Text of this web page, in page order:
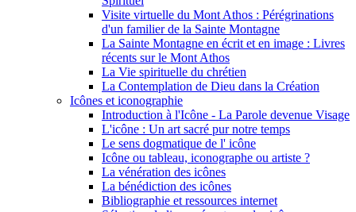
Visite virtuelle du Mont Athos : Pérégrinations
d'un familier de la Sainte Montagne
La Sainte Montagne en écrit et en image : Livres
récents sur le Mont Athos
La Vie spirituelle du chrétien
La Contemplation de Dieu dans la Création
Icônes et iconographie
Introduction à l'Icône - La Parole devenue Visage
L'icône : Un art sacré pur notre temps
Le sens dogmatique de l' icône
Icône ou tableau, iconographe ou artiste ?
La vénération des icônes
La bénédiction des icônes
Bibliographie et ressources internet